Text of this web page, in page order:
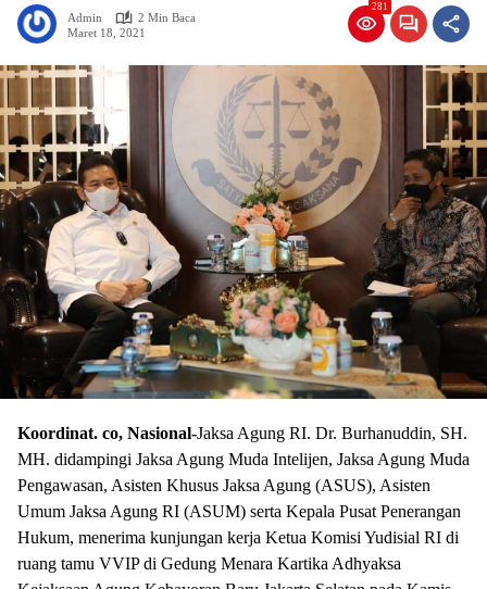
Admin
2 Min Baca
Maret 18, 2021
281
Koordinat. co, Nasional-Jaksa Agung RI. Dr. Burhanuddin, SH.
MH. didampingi Jaksa Agung Muda Intelijen, Jaksa Agung Muda
Pengawasan, Asisten Khusus Jaksa Agung (ASUS), Asisten
Umum Jaksa Agung RI (ASUM) serta Kepala Pusat Penerangan
Hukum, menerima kunjungan kerja Ketua Komisi Yudisial RI di
ruang tamu VVIP di Gedung Menara Kartika Adhyaksa